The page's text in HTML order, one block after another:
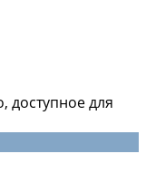
доступное для